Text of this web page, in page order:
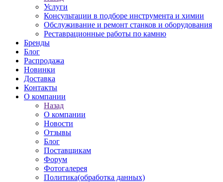
Услуги
Консультации в подборе инструмента и химии
Обслуживание и ремонт станков и оборудования
Реставрационные работы по камню
Бренды
Блог
Распродажа
Новинки
Доставка
Контакты
О компании
Назад
О компании
Новости
Отзывы
Блог
Поставщикам
Форум
Фотогалерея
Политика(обработка данных)